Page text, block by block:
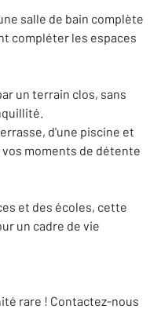
salle de bain complète
compléter les espaces
un terrain clos, sans
d'une piscine et
moments de détente
et des écoles, cette
un cadre de vie
rare ! Contactez-nous